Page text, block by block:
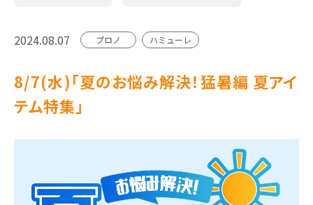
2024.08.07 プロノ ハミューレ
8/7(水)「夏のお悩み解決！猛暑編 夏アイ
テム特集」